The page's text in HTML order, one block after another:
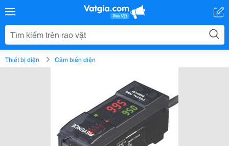
Thiết bị điện Cảm biến điện